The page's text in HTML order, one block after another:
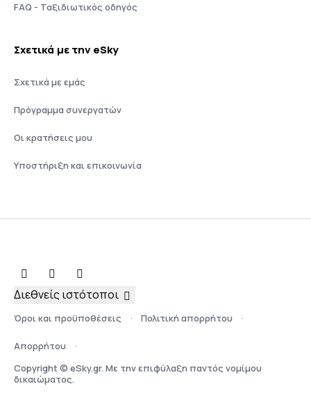
FAQ - Ταξιδιωτικός οδηγός
Σχετικά με την eSky
Σχετικά με εμάς
Πρόγραμμα συνεργατών
Οι κρατήσεις μου
Υποστήριξη και επικοινωνία
Όροι και προϋποθέσεις Πολιτική απορρήτου
Απορρήτου
Copyright © eSky.gr. Με την επιφύλαξη παντός νομίμου
δικαιώματος.
Διεθνείς ιστότοποι